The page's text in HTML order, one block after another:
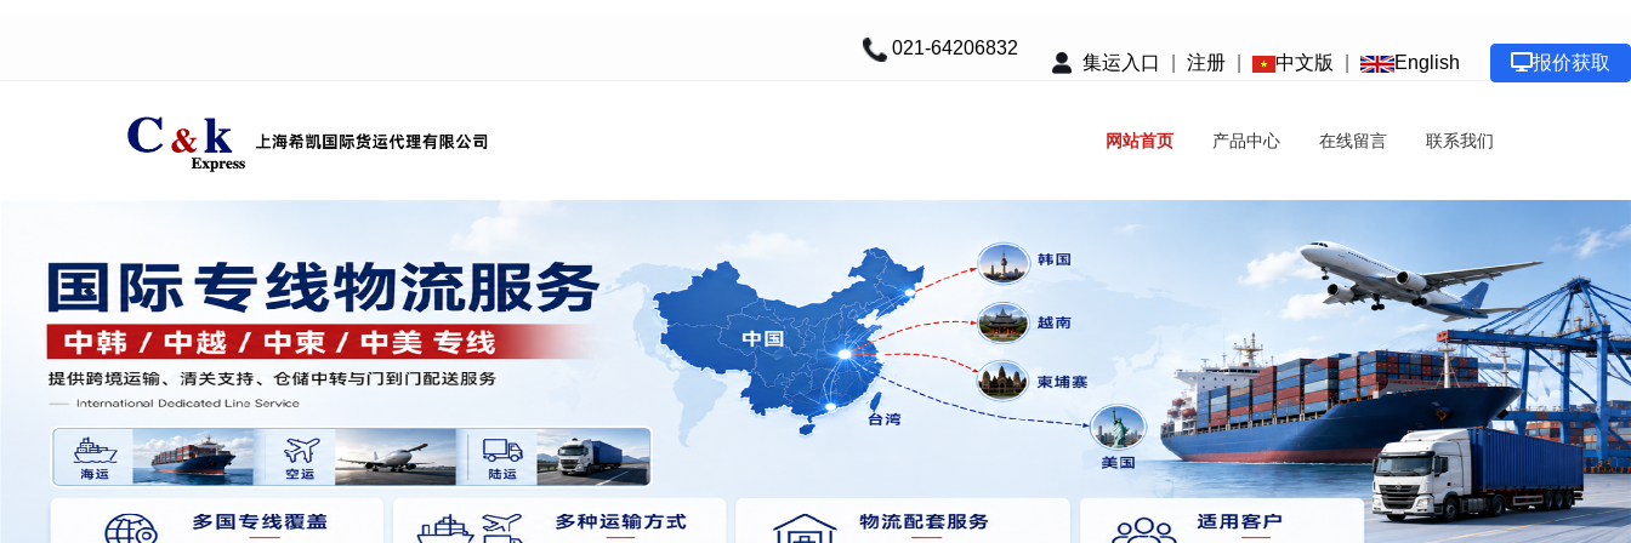
报价获取
集运入口 注册 中文版 English
021-64206832
网站首页 产品中心 在线留言 联系我们